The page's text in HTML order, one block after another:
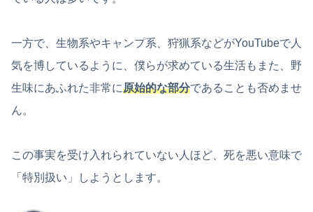
一方で、生物系やキャンプ系、狩猟系などがYouTubeで人
気を博しているように、僕らが求めている生活もまた、野
生味にあふれた非常に原始的な部分であることも否めませ
ん。
この事実を受け入れられていない人ほど、死を悪い意味で
「特別扱い」しようとします。